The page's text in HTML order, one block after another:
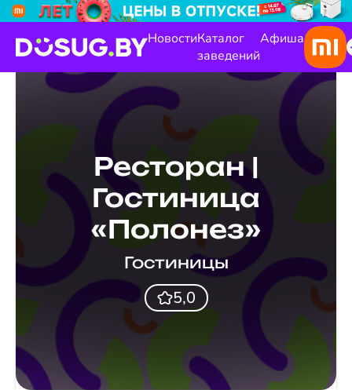
НовостиКаталог
заведений
Афиша
Ресторан |
Гостиница
«Полонез»
Гостиницы
5,0